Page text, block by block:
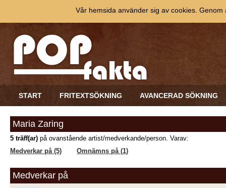
START FRITEXTSÖKNING AVANCERAD SÖKNING
Maria Zaring
5 träff(ar) på ovanstående artist/medverkande/person. Varav:
Medverkar på (5)
Omnämns på (1)
Medverkar på
Vår hemsida använder sig av cookies.